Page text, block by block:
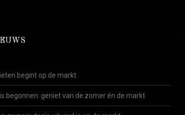
begint op de markt
begonnen: geniet van de zomer én de markt